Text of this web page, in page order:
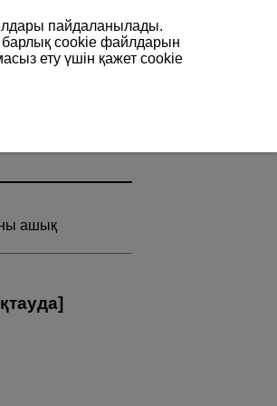
ашық
]
пайдаланылады.
барлық cookie файлдарын
ету үшін қажет cookie